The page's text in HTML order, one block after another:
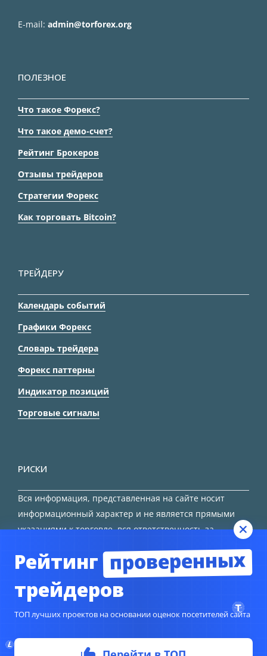
E-mail: admin@torforex.org
ПОЛЕЗНОЕ
Что такое Форекс?
Что такое демо-счет?
Рейтинг Брокеров
Отзывы трейдеров
Стратегии Форекс
Как торговать Bitcoin?
ТРЕЙДЕРУ
Календарь событий
Графики Форекс
Словарь трейдера
Форекс паттерны
Индикатор позиций
Торговые сигналы
РИСКИ
Вся информация, представленная на сайте носит
информационный характер и не является прямыми
указаниями к торговле, вся ответственность за
© Copyright 2024TORFOREX.COM
Рейтинг проверенных
трейдеров
ТОП лучших проектов на основании оценок посетителей сайта